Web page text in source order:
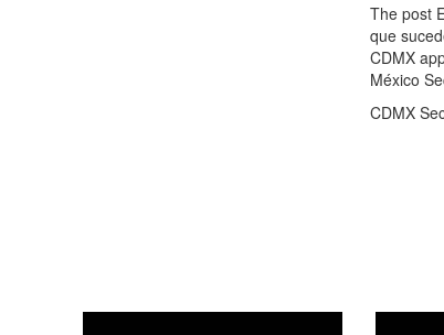
The post
que
CDMX
México
CDMX